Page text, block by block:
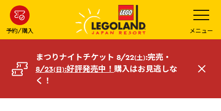
ン
コ
へ
予約/購入
メ
ニ
ュ
ー
を
開
メニュー
まつりナイトチケット 8/22(土):完売・
8/23(日):好評発売中！ 購入はお見逃しな
く！
閉